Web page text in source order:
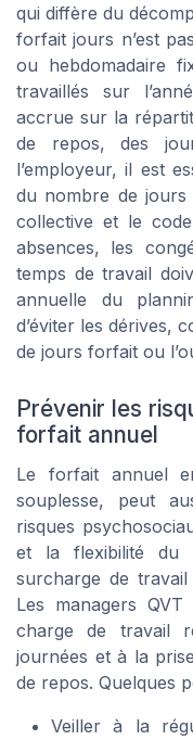
qui diffère du
forfait jours n’est
ou hebdomadaire
travaillés sur
accrue sur la
de repos, des
l’employeur, il est
du nombre de jours
collective et le
absences, les
temps de travail
annuelle du
d’éviter les dérives,
de jours forfait ou
Prévenir les
forfait annuel
Le forfait annuel
souplesse, peut
risques
et la flexibilité du
surcharge de
Les managers
charge de travail
journées et à la
de repos. Quelques
Veiller à la